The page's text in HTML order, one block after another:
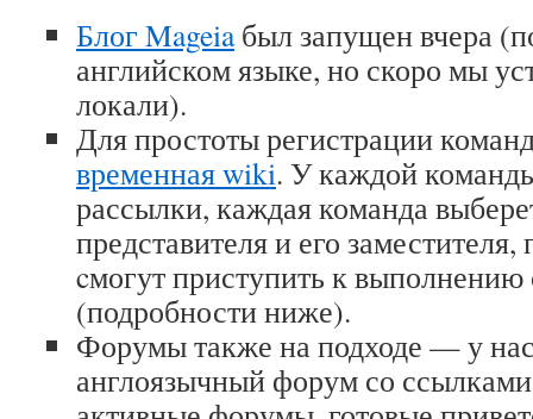
Блог Mageiaбыл запущен вчера
английском языке, но скоро мы
локали).
Для простоты регистрации
временная wiki. У каждой
рассылки, каждая команда
представителя и его
cмогут приступить к выполнению
(подробности ниже).
Форумы также на подходе — у
англоязычный форум со